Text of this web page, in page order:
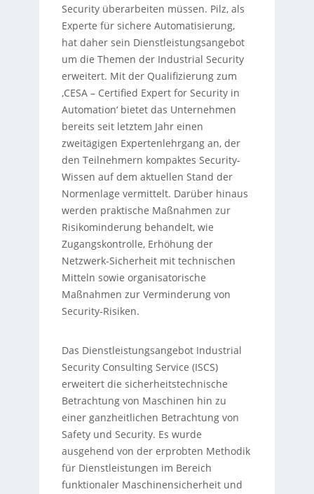
Security überarbeiten müssen. Pilz, als
Experte für sichere Automatisierung,
hat daher sein Dienstleistungsangebot
um die Themen der Industrial Security
erweitert. Mit der Qualifizierung zum
‚CESA – Certified Expert for Security in
Automation‘ bietet das Unternehmen
bereits seit letztem Jahr einen
zweitägigen Expertenlehrgang an, der
den Teilnehmern kompaktes Security-
Wissen auf dem aktuellen Stand der
Normenlage vermittelt. Darüber hinaus
werden praktische Maßnahmen zur
Risikominderung behandelt, wie
Zugangskontrolle, Erhöhung der
Netzwerk-Sicherheit mit technischen
Mitteln sowie organisatorische
Maßnahmen zur Verminderung von
Security-Risiken.
Das Dienstleistungsangebot Industrial
Security Consulting Service (ISCS)
erweitert die sicherheitstechnische
Betrachtung von Maschinen hin zu
einer ganzheitlichen Betrachtung von
Safety und Security. Es wurde
ausgehend von der erprobten Methodik
für Dienstleistungen im Bereich
funktionaler Maschinensicherheit und